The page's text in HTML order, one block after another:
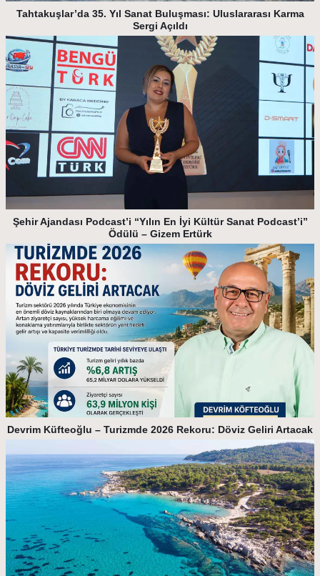
Tahtakuşlar’da 35. Yıl Sanat Buluşması: Uluslararası Karma
Sergi Açıldı
Şehir Ajandası Podcast’i “Yılın En İyi Kültür Sanat Podcast’i”
Ödülü – Gizem Ertürk
Devrim Küfteoğlu – Turizmde 2026 Rekoru: Döviz Geliri Artacak